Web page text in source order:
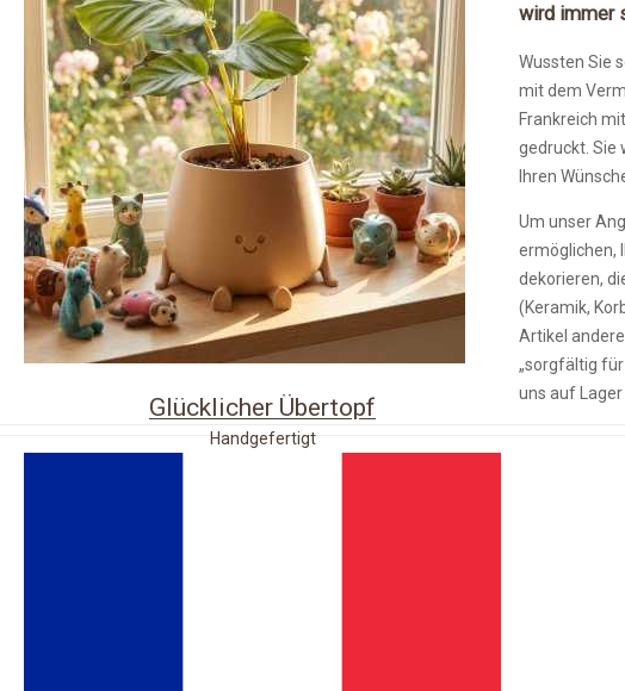
Glücklicher Übertopf
Handgefertigt
wird immer
Wussten Sie
mit dem
Frankreich
gedruckt. Sie
Ihren
Um unser
ermöglichen,
dekorieren,
(Keramik,
Artikel
„sorgfältig
uns auf